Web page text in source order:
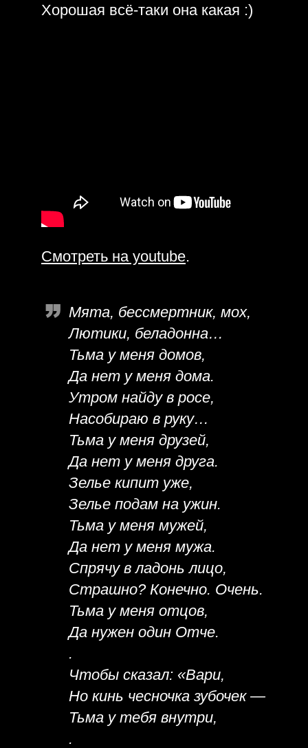
Хорошая всё-таки она какая :)
Смотреть на youtube.
Мята, бессмертник, мох,
Лютики, беладонна…
Тьма у меня домов,
Да нет у меня дома.
Утром найду в росе,
Насобираю в руку…
Тьма у меня друзей,
Да нет у меня друга.
Зелье кипит уже,
Зелье подам на ужин.
Тьма у меня мужей,
Да нет у меня мужа.
Спрячу в ладонь лицо,
Страшно? Конечно. Очень.
Тьма у меня отцов,
Да нужен один Отче.
.
Чтобы сказал: «Вари,
Но кинь чесночка зубочек —
Тьма у тебя внутри,
.